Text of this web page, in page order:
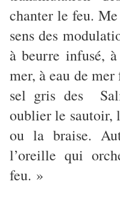
chanter le feu.
sens des
à beurre infusé,
mer, à eau de
sel gris des
oublier le sautoir,
ou la braise.
l’oreille qui
feu. »